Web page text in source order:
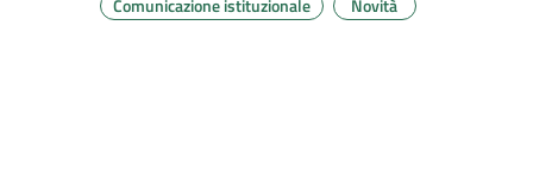
Comunicazione istituzionale Novità